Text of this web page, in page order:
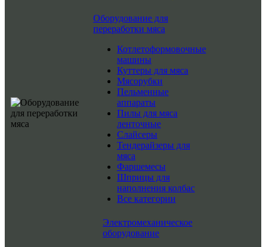
Оборудование для
переработки мяса
Котлетоформовочные
машины
Куттеры для мяса
Мясорубки
Пельменные
аппараты
Пилы для мяса
ленточные
Слайсеры
Тендерайзеры для
мяса
Фаршемесы
Шприцы для
наполнения колбас
Все категории
Электромеханическое
оборудование